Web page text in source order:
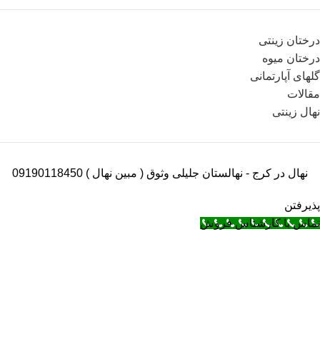
درختان زینتی
درختان میوه
گلهای آپارتمانی
مقالات
نهال زینتی
نهال در کرج - نهالستان جلیلی وثوق ( مبین نهال ) 09190118450
پذیرفتن
تماس با کارشناس فروش